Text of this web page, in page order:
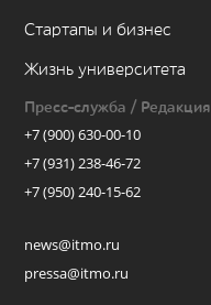
Стартапы и бизнес
Жизнь университета
Пресс-служба / Редакция
+7 (900) 630-00-10
+7 (931) 238-46-72
+7 (950) 240-15-62
news@itmo.ru
pressa@itmo.ru